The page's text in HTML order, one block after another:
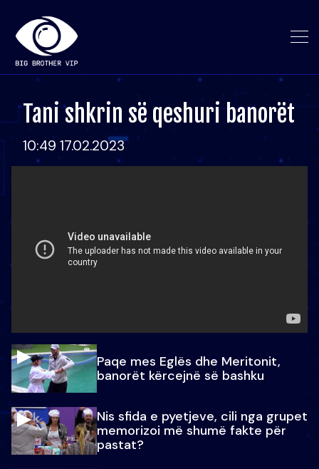
Tani shkrin së qeshuri banorët
10:49 17.02.2023
Paqe mes Eglës dhe Meritonit,
banorët kërcejnë së bashku
Nis sfida e pyetjeve, cili nga grupet
memorizoi më shumë fakte për
pastat?